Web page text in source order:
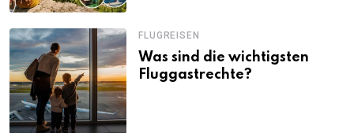
FLUGREISEN
Was sind die wichtigsten
Fluggastrechte?